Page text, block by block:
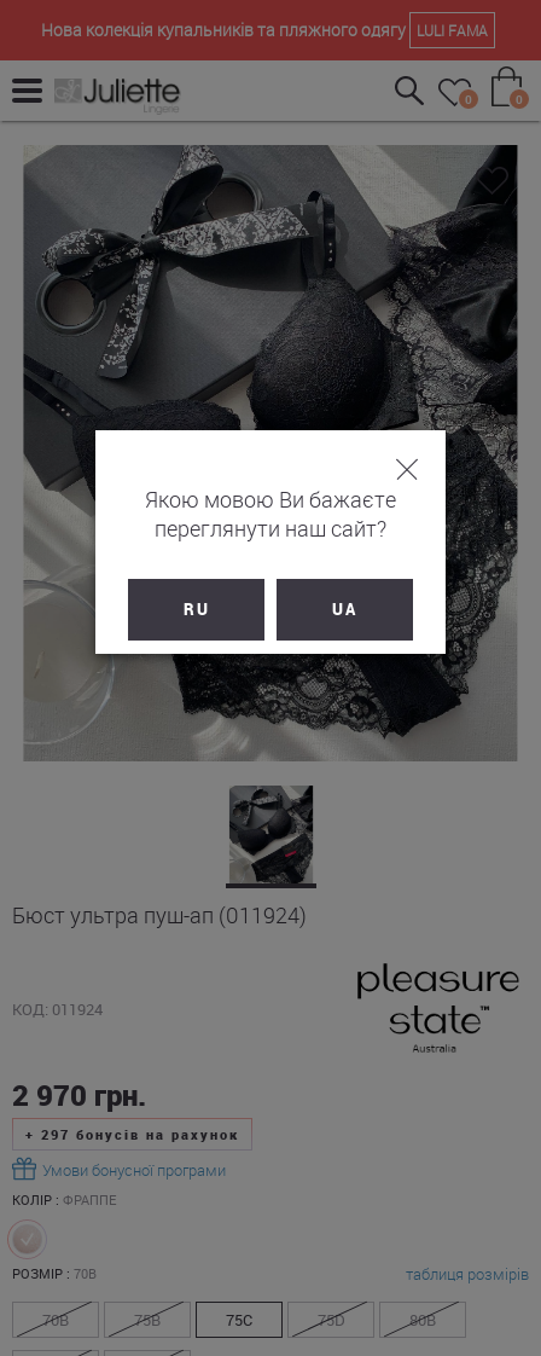
Нова колекція купальників та пляжного одягу LULI FAMA
0 0
Бюст ультра пуш-ап (011924)
КОД: 011924
2 970 грн.
+ 297 бонусів на рахунок
Умови бонусної програми
КОЛІР : ФРАППЕ
РОЗМІР : 70B таблиця розмірів
70B 75B 75C 75D 80B
Якою мовою Ви бажаєте
переглянути наш сайт?
RU UA